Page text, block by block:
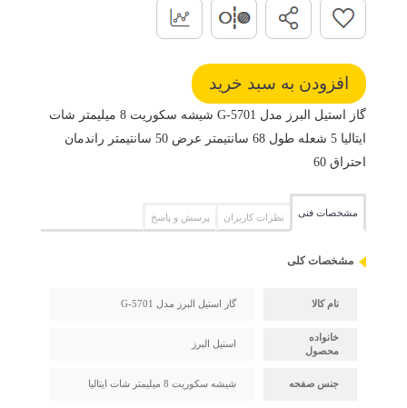
گاز استیل البرز مدل G-5701 شیشه سکوریت 8 میلیمتر شات
ایتالیا 5 شعله طول 68 سانتیمتر عرض 50 سانتیمتر راندمان
احتراق 60
مشخصات فنی نظرات کاربران پرسش و پاسخ
مشخصات کلی
نام کالا گاز استیل البرز مدل G-5701
خانواده
محصول
استیل البرز
جنس صفحه شیشه سکوریت 8 میلیمتر شات ایتالیا